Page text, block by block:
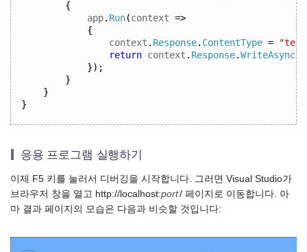
{
app. Run(context =>
{
context . Response. ContentType =
return context . Response.WriteAsync(
});
}
}
}
응용 프로그램 실행하기
이제 F5 키를 눌러서 디버깅을 시작합니다. 그러면 Visual Studio가
브라우저 창을 열고 http://localhost:port/ 페이지로 이동합니다. 아
마 결과 페이지의 모습은 다음과 비슷할 것입니다: